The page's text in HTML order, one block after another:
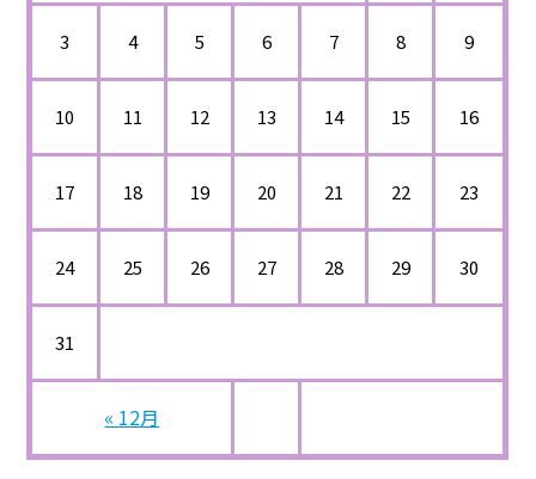
« 12月
3 4 5 6 7 8 9
10 11 12 13 14 15 16
17 18 19 20 21 22 23
24 25 26 27 28 29 30
31